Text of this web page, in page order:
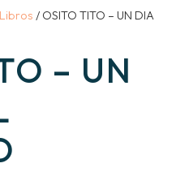
Libros / OSITO TITO – UN DIA
– UN